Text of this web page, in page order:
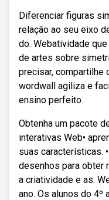
Diferenciar figuras
relação ao seu eixo
do. Webatividade
de artes sobre
precisar, compartilhe
wordwall agiliza e
ensino perfeito.
Obtenha um pacote
interativas Web•
suas características.
desenhos para obter
a criatividade e as.
ano. Os alunos do 4º